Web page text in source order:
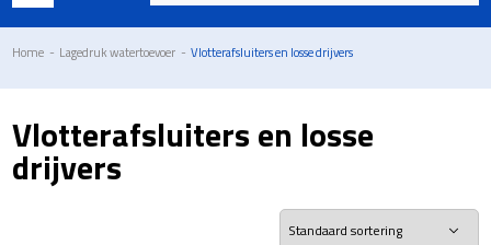
Home - Lagedruk watertoevoer - Vlotterafsluiters en losse drijvers
Vlotterafsluiters en losse
drijvers